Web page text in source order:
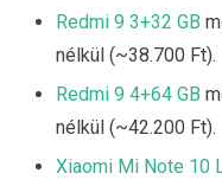
Redmi 9 3+32 GB
nélkül (~38.700 Ft).
Redmi 9 4+64 GB
nélkül (~42.200 Ft).
Xiaomi Mi Note 10